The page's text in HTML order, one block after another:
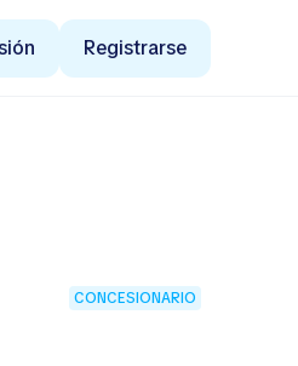
Registrarse
CONCESIONARIO